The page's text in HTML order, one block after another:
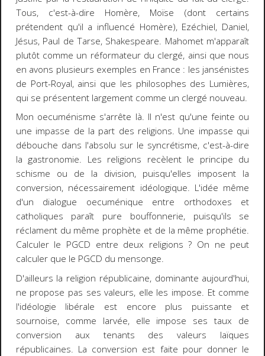
Tous, c'est-à-dire Homère, Moïse (dont certains
prétendent qu'il a influencé Homère), Ezéchiel, Daniel,
Jésus, Paul de Tarse, Shakespeare. Mahomet m'apparaît
plutôt comme un réformateur du clergé, ainsi que nous
en avons plusieurs exemples en France : les jansénistes
de Port-Royal, ainsi que les philosophes des Lumières,
qui se présentent largement comme un clergé nouveau.
Mon oecuménisme s'arrête là. Il n'est qu'une feinte ou
une impasse de la part des religions. Une impasse qui
débouche dans l'absolu sur le syncrétisme, c'est-à-dire
la gastronomie. Les religions recèlent le principe du
schisme ou de la division, puisqu'elles imposent la
conversion, nécessairement idéologique. L'idée même
d'un dialogue oecuménique entre orthodoxes et
catholiques paraît pure bouffonnerie, puisqu'ils se
réclament du même prophète et de la même prophétie.
Calculer le PGCD entre deux religions ? On ne peut
calculer que le PGCD du mensonge.
D'ailleurs la religion républicaine, dominante aujourd'hui,
ne propose pas ses valeurs, elle les impose. Et comme
l'idéologie libérale est encore plus puissante et
sournoise, comme larvée, elle impose ses taux de
conversion aux tenants des valeurs laïques
républicaines. La conversion est faite pour donner le